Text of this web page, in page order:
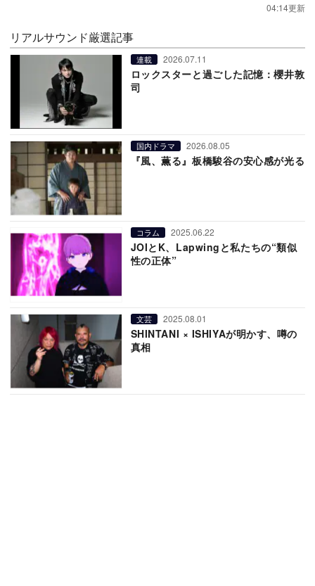
04:14更新
リアルサウンド厳選記事
連載 2026.07.11
ロックスターと過ごした記憶：櫻井敦
司
国内ドラマ 2026.08.05
『風、薫る』板橋駿谷の安心感が光る
コラム 2025.06.22
JOIとK、Lapwingと私たちの“類似
性の正体”
文芸 2025.08.01
SHINTANI × ISHIYAが明かす、噂の
真相